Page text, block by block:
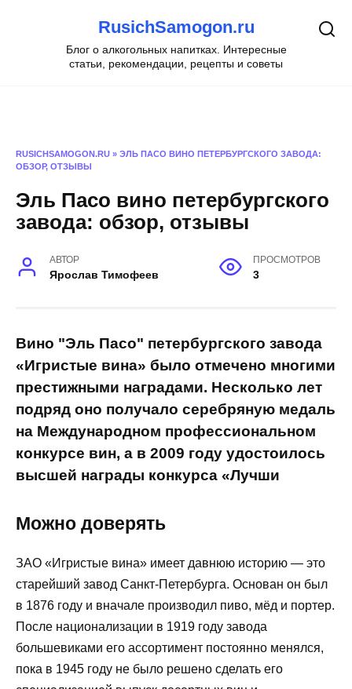
содержанию
RusichSamogon.ru
Блог о алкогольных напитках. Интересные
статьи, рекомендации, рецепты и советы
RUSICHSAMOGON.RU » ЭЛЬ ПАСО ВИНО ПЕТЕРБУРГСКОГО ЗАВОДА:
ОБЗОР, ОТЗЫВЫ
Эль Пасо вино петербургского
завода: обзор, отзывы
АВТОР
Ярослав Тимофеев
ПРОСМОТРОВ
3
Вино "Эль Пасо" петербургского завода
«Игристые вина» было отмечено многими
престижными наградами. Несколько лет
подряд оно получало серебряную медаль
на Международном профессиональном
конкурсе вин, а в 2009 году удостоилось
высшей награды конкурса «Лучши
Можно доверять
ЗАО «Игристые вина» имеет давнюю историю — это
старейший завод Санкт-Петербурга. Основан он был
в 1876 году и вначале производил пиво, мёд и портер.
После национализации в 1919 году завода
большевиками его ассортимент постоянно менялся,
пока в 1945 году не было решено сделать его